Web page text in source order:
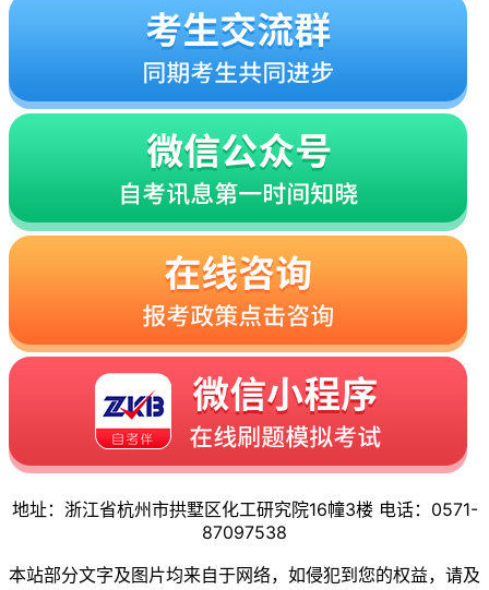
地址：浙江省杭州市拱墅区化工研究院16幢3楼 电话：0571-
87097538
本站部分文字及图片均来自于网络，如侵犯到您的权益，请及